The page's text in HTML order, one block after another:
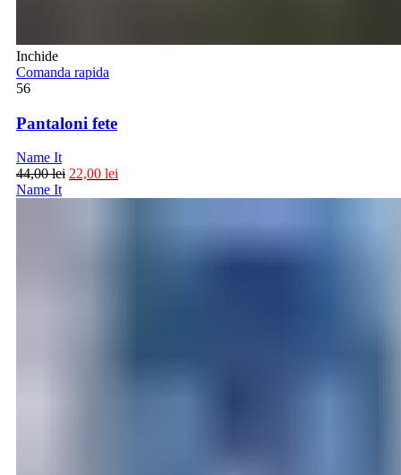
Inchide
Comanda rapida
56
Pantaloni fete
Name It
44,00lei 22,00 lei
Name It